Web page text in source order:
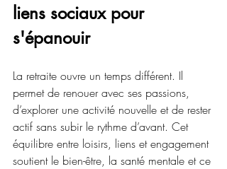
liens sociaux pour
s'épanouir
La retraite ouvre un temps différent. Il
permet de renouer avec ses passions,
d’explorer une activité nouvelle et de rester
actif sans subir le rythme d’avant. Cet
équilibre entre loisirs, liens et engagement
soutient le bien-être, la santé mentale et ce